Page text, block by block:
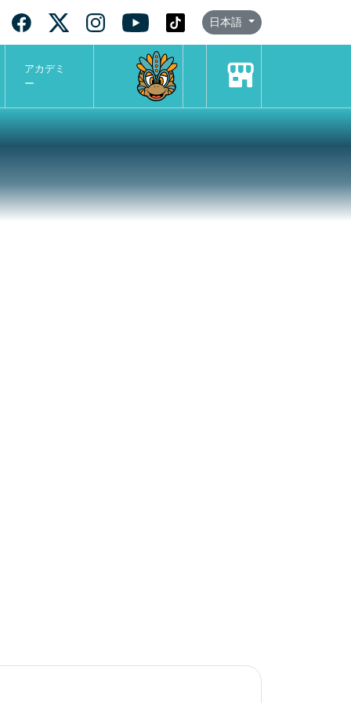
日本語
アカデミ
ー